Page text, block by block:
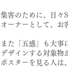
集客のために、日々
オーナーとして、お
また「五感」も大事
デザインする対象物
ポスターを見る人は